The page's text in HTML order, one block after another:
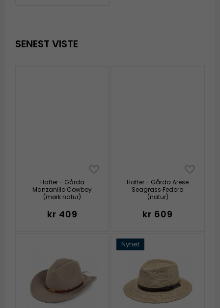
SENEST VISTE
Hatter - Gårda
Manzanillo Cowboy
(mørk natur)
kr 409
Hatter - Gårda Arese
Seagrass Fedora
(natur)
kr 609
Nyhet